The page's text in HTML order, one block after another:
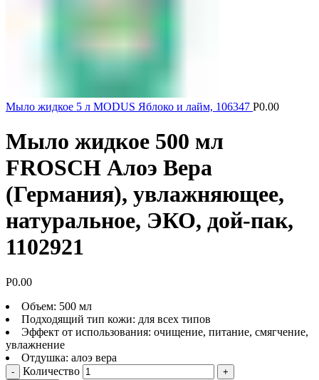
Мыло жидкое 5 л MODUS Яблоко и лайм, 106347 Р0.00
Мыло жидкое 500 мл
FROSCH Алоэ Вера
(Германия), увлажняющее,
натуральное, ЭКО, дой-пак,
1102921
Р0.00
Объем: 500 мл
Подходящий тип кожи: для всех типов
Эффект от использования: очищение, питание, смягчение,
увлажнение
Отдушка: алоэ вера
Количество